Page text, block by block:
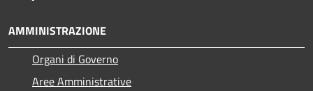
AMMINISTRAZIONE
Organi di Governo
Aree Amministrative